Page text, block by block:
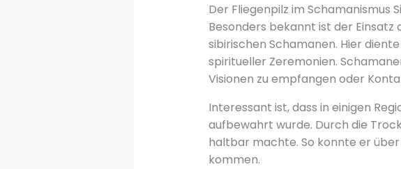
Der Fliegenpilz im Schamanismus
Besonders bekannt ist der
sibirischen Schamanen. Hier
spiritueller Zeremonien.
Visionen zu empfangen oder
Interessant ist, dass in einigen
aufbewahrt wurde. Durch die
haltbar machte. So konnte er
kommen.